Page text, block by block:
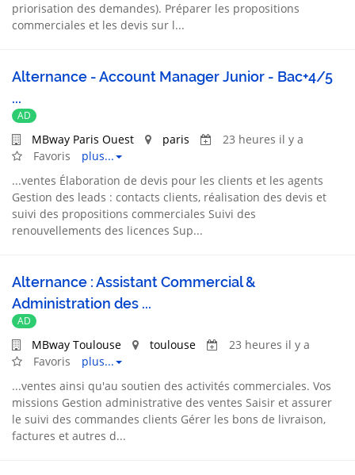
priorisation des demandes). Préparer les propositions
commerciales et les devis sur l...
Alternance - Account Manager Junior - Bac+4/5
...
AD
MBway Paris Ouest paris
23 heures il y a
Favoris
plus...
...ventes Élaboration de devis pour les clients et les agents
Gestion des leads : contacts clients, réalisation des devis et
suivi des propositions commerciales Suivi des
renouvellements des licences Sup...
Alternance : Assistant Commercial &
Administration des ...
AD
MBway Toulouse toulouse
23 heures il y a
Favoris
plus...
...ventes ainsi qu'au soutien des activités commerciales. Vos
missions Gestion administrative des ventes Saisir et assurer
le suivi des commandes clients Gérer les bons de livraison,
factures et autres d...